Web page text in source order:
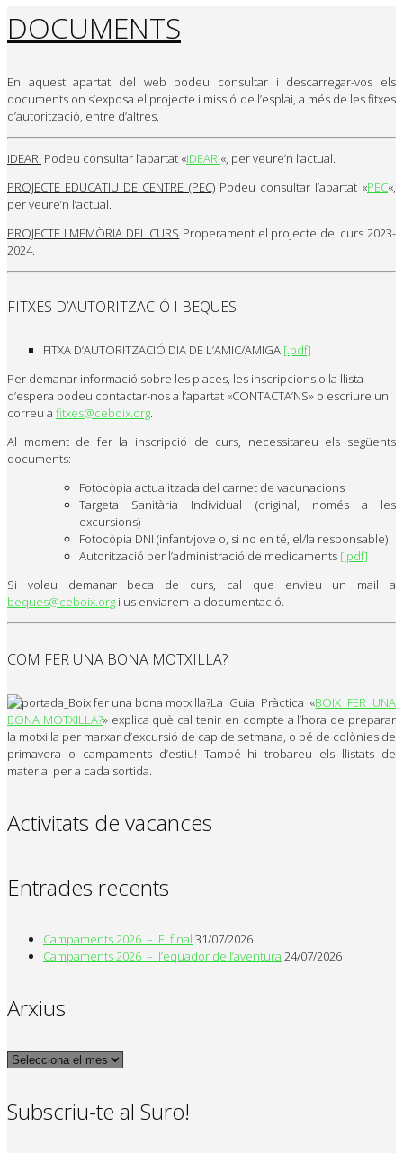
DOCUMENTS
En aquest apartat del web podeu consultar i descarregar-vos els
documents on s’exposa el projecte i missió de l’esplai, a més de les fitxes
d’autorització, entre d’altres.
IDEARI Podeu consultar l’apartat «IDEARI«, per veure’n l’actual.
PROJECTE EDUCATIU DE CENTRE (PEC)Podeu consultar l’apartat «PEC«,
per veure’n l’actual.
PROJECTE I MEMÒRIA DEL CURS Properament el projecte del curs 2023-
2024.
FITXES D’AUTORITZACIÓ I BEQUES
FITXA D’AUTORITZACIÓ DIA DE L’AMIC/AMIGA [.pdf]
Per demanar informació sobre les places, les inscripcions o la llista
d’espera podeu contactar-nos a l’apartat «CONTACTA’NS» o escriure un
correu a fitxes@ceboix.org.
Al moment de fer la inscripció de curs, necessitareu els següents
documents:
Fotocòpia actualitzada del carnet de vacunacions
Targeta Sanitària Individual (original, només a les
excursions)
Fotocòpia DNI (infant/jove o, si no en té, el/la responsable)
Autorització per l’administració de medicaments [.pdf]
Si voleu demanar beca de curs, cal que envieu un mail a
beques@ceboix.org i us enviarem la documentació.
COM FER UNA BONA MOTXILLA?
La Guia Pràctica «BOIX FER UNA
BONA MOTXILLA?» explica què cal tenir en compte a l’hora de preparar
la motxilla per marxar d’excursió de cap de setmana, o bé de colònies de
primavera o campaments d’estiu! També hi trobareu els llistats de
material per a cada sortida.
Activitats de vacances
Entrades recents
Campaments 2026 – El final 31/07/2026
Campaments 2026 – l’equador de l’aventura 24/07/2026
Arxius
Arxius
Subscriu-te al Suro!